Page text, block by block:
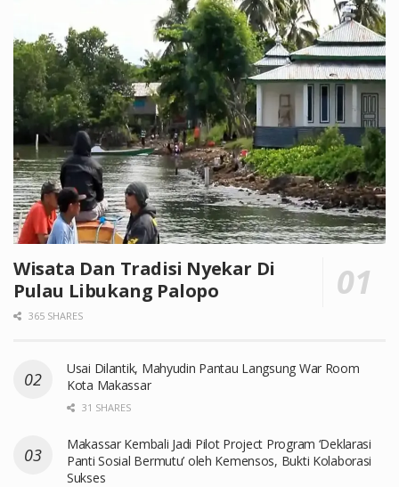
Wisata Dan Tradisi Nyekar Di
Pulau Libukang Palopo
365 SHARES
Usai Dilantik, Mahyudin Pantau Langsung War Room
Kota Makassar
31 SHARES
Makassar Kembali Jadi Pilot Project Program ‘Deklarasi
Panti Sosial Bermutu’ oleh Kemensos, Bukti Kolaborasi
Sukses